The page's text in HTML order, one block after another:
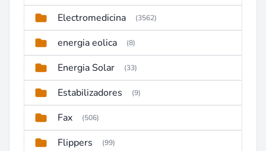
Electromedicina (3562)
energia eolica (8)
Energia Solar (33)
Estabilizadores (9)
Fax (506)
Flippers (99)